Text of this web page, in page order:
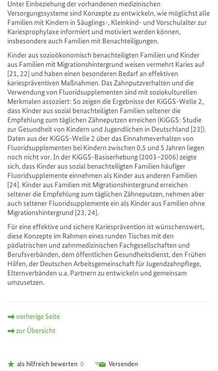
Unter Einbeziehung der vorhandenen medizinischen
Versorgungssysteme sind Konzepte zu entwickeln, wie möglichst alle
Familien mit Kindern in Säuglings-, Kleinkind- und Vorschulalter zur
Kariesprophylaxe informiert und motiviert werden können,
insbesondere auch Familien mit Benachteiligungen.
Kinder aus sozioökonomisch benachteiligten Familien und Kinder
aus Familien mit Migrationshintergrund weisen vermehrt Karies auf
[21, 22] und haben einen besonderen Bedarf an effektiven
kariespräventiven Maßnahmen. Das Zahnputzverhalten und die
Verwendung von Fluoridsupplementen sind mit soziokulturellen
Merkmalen assoziiert: So zeigen die Ergebnisse der KiGGS-Welle 2,
dass Kinder aus sozial benachteiligten Familien seltener die
Empfehlung zum täglichen Zähneputzen erreichen (KiGGS: Studie
zur Gesundheit von Kindern und Jugendlichen in Deutschland [23]).
Daten aus der KiGGS-Welle 2 über das Einnahmeverhalten von
Fluoridsupplementen bei Kindern zwischen 0,5 und 5 Jahren liegen
noch nicht vor. In der KiGGS-Basiserhebung (2003–2006) zeigte
sich, dass Kinder aus sozial benachteiligten Familien häufiger
Fluoridsupplemente einnehmen als Kinder aus anderen Familien
[24]. Kinder aus Familien mit Migrationshintergrund erreichen
seltener die Empfehlung zum täglichen Zähneputzen, nehmen aber
auch seltener Fluoridsupplemente ein als Kinder aus Familien ohne
Migrationshintergrund [23, 24].
Für eine effektive und sichere Kariesprävention ist wünschenswert,
diese Konzepte im Rahmen eines runden Tisches mit den
pädiatrischen und zahnmedizinischen Fachgesellschaften und
Berufsverbänden, dem öffentlichen Gesundheitsdienst, den Frühen
Hilfen, der Deutschen Arbeitsgemeinschaft für Jugendzahnpflege,
Elternverbänden u.a. Partnern zu entwickeln und gemeinsam
umzusetzen.
vorherige Seite
zur Übersicht
als hilfreich bewerten 0 Versenden